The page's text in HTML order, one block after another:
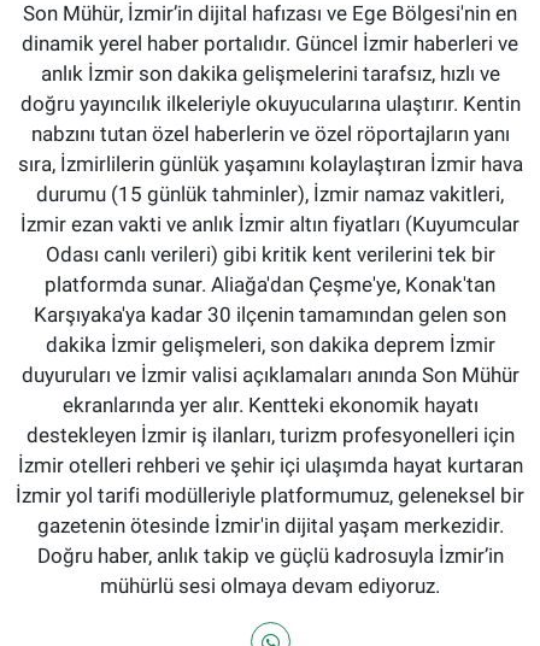
Son Mühür, İzmir’in dijital hafızası ve Ege Bölgesi'nin en
dinamik yerel haber portalıdır. Güncel İzmir haberleri ve
anlık İzmir son dakika gelişmelerini tarafsız, hızlı ve
doğru yayıncılık ilkeleriyle okuyucularına ulaştırır. Kentin
nabzını tutan özel haberlerin ve özel röportajların yanı
sıra, İzmirlilerin günlük yaşamını kolaylaştıran İzmir hava
durumu (15 günlük tahminler), İzmir namaz vakitleri,
İzmir ezan vakti ve anlık İzmir altın fiyatları (Kuyumcular
Odası canlı verileri) gibi kritik kent verilerini tek bir
platformda sunar. Aliağa'dan Çeşme'ye, Konak'tan
Karşıyaka'ya kadar 30 ilçenin tamamından gelen son
dakika İzmir gelişmeleri, son dakika deprem İzmir
duyuruları ve İzmir valisi açıklamaları anında Son Mühür
ekranlarında yer alır. Kentteki ekonomik hayatı
destekleyen İzmir iş ilanları, turizm profesyonelleri için
İzmir otelleri rehberi ve şehir içi ulaşımda hayat kurtaran
İzmir yol tarifi modülleriyle platformumuz, geleneksel bir
gazetenin ötesinde İzmir'in dijital yaşam merkezidir.
Doğru haber, anlık takip ve güçlü kadrosuyla İzmir’in
mühürlü sesi olmaya devam ediyoruz.